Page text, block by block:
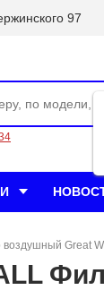
97
воздушный Great